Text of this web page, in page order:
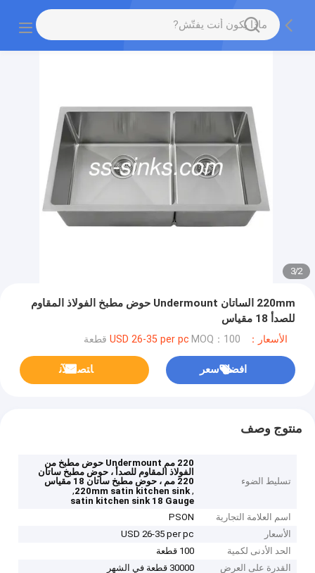
2
/
3
220mm الساتان Undermount حوض مطبخ الفولاذ المقاوم
للصدأ 18 مقياس
الأسعار：USD 26-35 per pc MOQ：100 قطعة
افضل سعر ﺎﺘﺼﻟ ﺍﻶﻧ
منتوج وصف
تسليط الضوء
220 مم Undermount حوض مطبخ من
الفولاذ المقاوم للصدأ ، حوض مطبخ ساتان
220 مم ، حوض مطبخ ساتان 18 مقياس
,
220mm satin kitchen sink
,
satin kitchen sink 18 Gauge
اسم العلامة التجارية
PSON
الأسعار
USD 26-35 per pc
الحد الأدنى لكمية
100 قطعة
القدرة على العرض
30000 قطعة في الشهر